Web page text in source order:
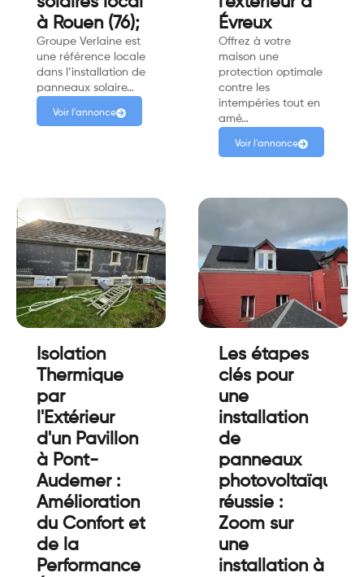
à Rouen (76);
Groupe Verlaine est
une référence locale
dans l’installation de
panneaux solaire…
Voir l'annonce
Évreux
Offrez à votre
maison une
protection optimale
contre les
intempéries tout en
amé…
Voir l'annonce
Isolation
Thermique
par
l'Extérieur
d'un Pavillon
à Pont-
Audemer :
Amélioration
du Confort et
de la
Performance
Les étapes
clés pour
une
installation
de
panneaux
photovoltaïques
réussie :
Zoom sur
une
installation à